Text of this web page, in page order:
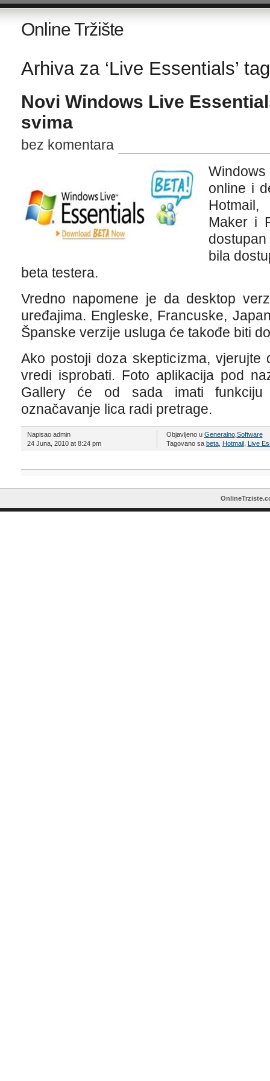
Online Tržište
Arhiva za ‘Live Essentials’ tag
Novi Windows Live
svima
bez komentara
online i
Maker i
bila
beta testera.
Vredno napomene je da desktop
uređajima. Engleske, Francuske,
Španske verzije usluga će takođe biti
Ako postoji doza skepticizma,
vredi isprobati. Foto aplikacija pod
Gallery će od sada imati
označavanje lica radi pretrage.
Napisao admin
24 Juna, 2010 at 8:24 pm
Objavljeno u Generalno, Software
Tagovano sa beta, Hotmail, Live